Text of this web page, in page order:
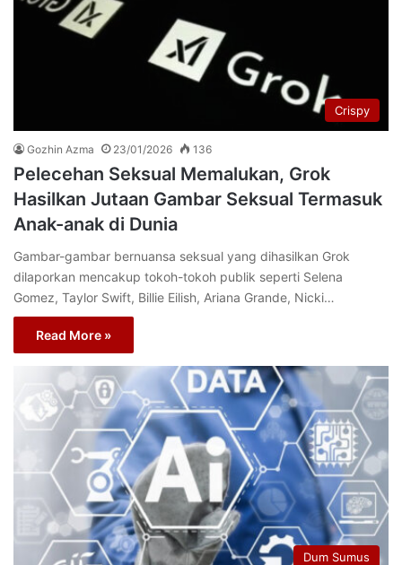
Crispy
Gozhin Azma 23/01/2026 136
Pelecehan Seksual Memalukan, Grok
Hasilkan Jutaan Gambar Seksual Termasuk
Anak-anak di Dunia
Gambar-gambar bernuansa seksual yang dihasilkan Grok
dilaporkan mencakup tokoh-tokoh publik seperti Selena
Gomez, Taylor Swift, Billie Eilish, Ariana Grande, Nicki…
Read More »
Dum Sumus